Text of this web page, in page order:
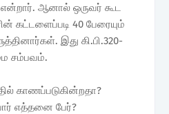
ஆனால் ஒருவர் கூட
கட்டளைப்படி 40 பேரையும்
இது கி.பி.320-
சம்பவம்.
காணப்படுகின்றதா?
எத்தனை பேர்?